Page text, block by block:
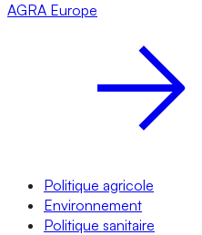
AGRA Europe
Politique agricole
Environnement
Politique sanitaire